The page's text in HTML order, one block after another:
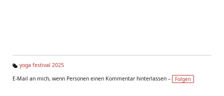
g
yoga festival 2025
E-Mail an mich, wenn Personen einen Kommentar hinterlassen –
Folgen